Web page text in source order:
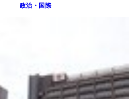
政治・国際